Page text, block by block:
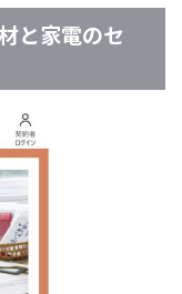
と家電のセ